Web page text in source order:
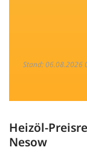
Stand: 06.08.2026
Heizöl-
Nesow